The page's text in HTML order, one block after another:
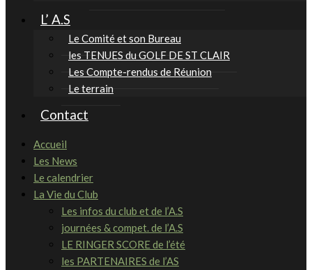
L’ A.S
Le Comité et son Bureau
les TENUES du GOLF DE ST CLAIR
Les Compte-rendus de Réunion
Le terrain
Contact
Accueil
Les News
Le calendrier
La Vie du Club
Les infos du club et de l’A.S
journées & compet. de l’A.S
LE RINGER SCORE de l’été
les PARTENAIRES de l’AS